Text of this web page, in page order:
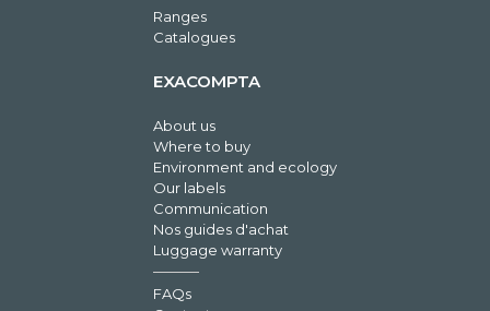
Ranges
Catalogues
EXACOMPTA
About us
Where to buy
Environment and ecology
Our labels
Communication
Nos guides d'achat
Luggage warranty
FAQs